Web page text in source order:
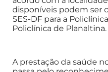
disponíveis podem ser
SES-DF para a
Policlínica de Planaltina.
A prestação da saúde